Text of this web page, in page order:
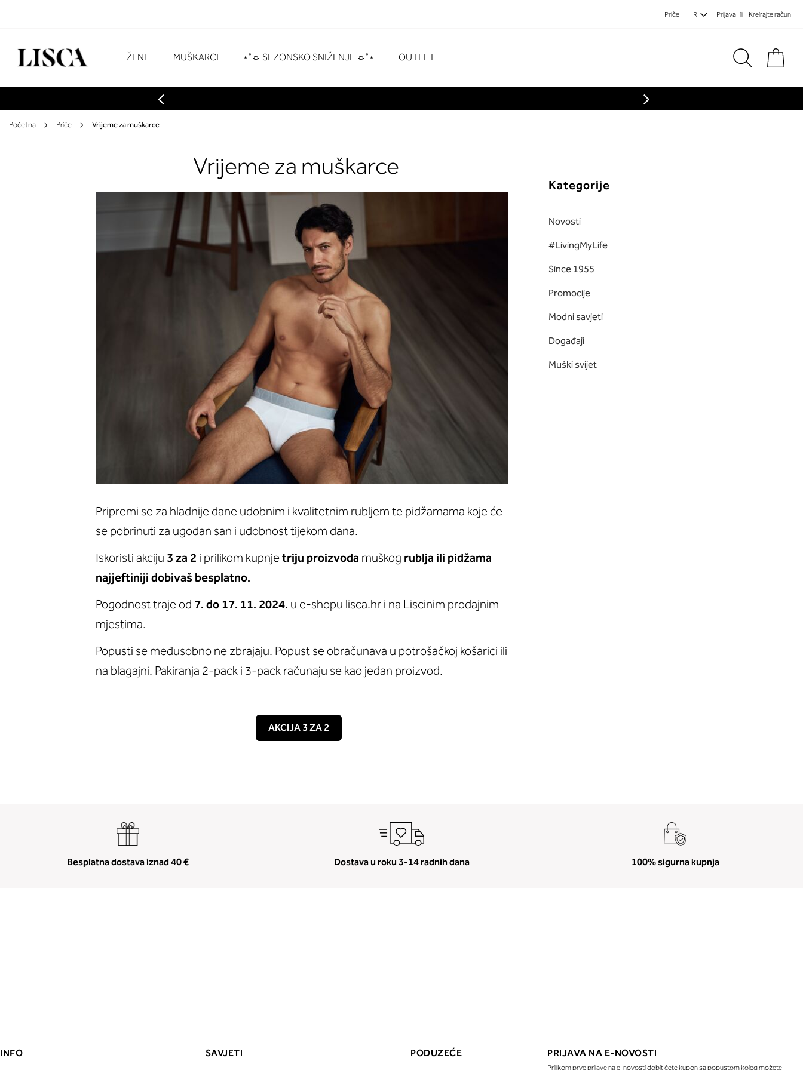
Priče HR Prijava Kreirajte račun
ŽENE MUŠKARCI ⋆˚☼ SEZONSKO SNIŽENJE ☼˚⋆ OUTLET
Početna Priče Vrijeme za muškarce
Vrijeme za muškarce
Pripremi se za hladnije dane udobnim i kvalitetnim rubljem te pidžamama koje će
se pobrinuti za ugodan san i udobnost tijekom dana.
Iskoristi akciju 3 za 2 i prilikom kupnjetriju proizvoda muškog rublja ili pidžama
najjeftiniji dobivaš besplatno.
Pogodnost traje od 7. do 17. 11. 2024. u e-shopu lisca.hr i na Liscinim prodajnim
mjestima.
Popusti se međusobno ne zbrajaju. Popust se obračunava u potrošačkoj košarici ili
na blagajni. Pakiranja 2-pack i 3-pack računaju se kao jedan proizvod.
AKCIJA 3 ZA 2
Kategorije
Novosti
#LivingMyLife
Since 1955
Promocije
Modni savjeti
Događaji
Muški svijet
Besplatna dostava iznad 40 € Dostava u roku 3-14 radnih dana 100% sigurna kupnja
INFO SAVJETI PODUZEĆE PRIJAVA NA E-NOVOSTI
Prilikom prve prijave na e-novosti dobit ćete kupon sa popustom kojeg možete